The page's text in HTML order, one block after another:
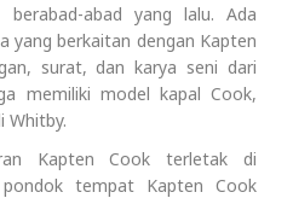
abad yang lalu. Ada
yang berkaitan dengan Kapten
surat, dan karya seni dari
memiliki model kapal Cook,
Whitby.
Kapten Cook terletak di
tempat Kapten Cook